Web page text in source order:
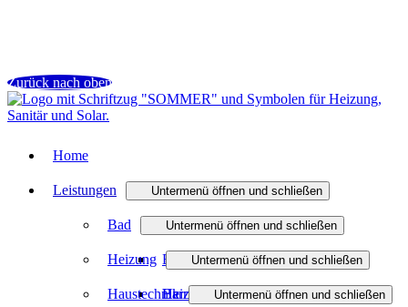
Zurück nach oben
Home
Leistungen Untermenü öffnen und schließen
Bad Untermenü öffnen und schließen
Badmodernisierung
Barrierefreies Bad
Heizung Untermenü öffnen und schließen
Heizungsmodernisierung
Haustechnik Untermenü öffnen und schließen